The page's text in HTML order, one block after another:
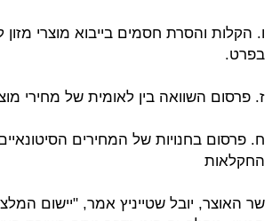
ו. הקלות והסרת חסמים בייבוא מוצרי
בפרט.
ז. פרסום השוואה בין לאומית של מחירי
ח. פרסום בחנויות של המחירים
החקלאות
שר האוצר, יובל שטייניץ אמר, "יישום